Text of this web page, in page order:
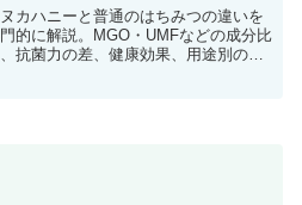
カハニーと普通のはちみつの違いを
的に解説。MGO・UMFなどの成分比
抗菌力の差、健康効果、用途別の使